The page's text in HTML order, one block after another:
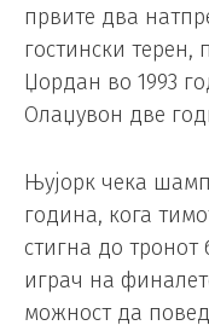
првите два
гостински
Џордан во 1993
Олаџувон две
Њујорк чека
година, кога
стигна до тронот
играч на
можност да